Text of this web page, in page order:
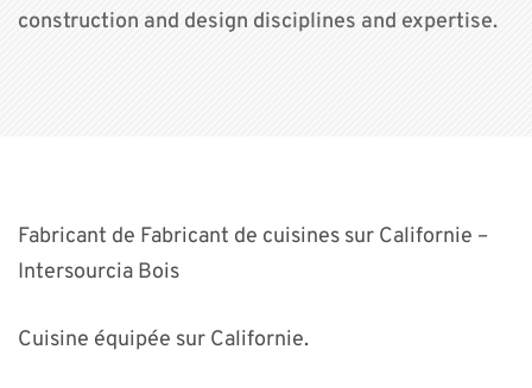
construction and design disciplines and expertise.
Fabricant de Fabricant de cuisines sur Californie –
Intersourcia Bois
Cuisine équipée sur Californie.